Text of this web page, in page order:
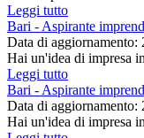
Leggi tutto
Bari - Aspirante
Data di aggiornamento:
Hai un'idea di impresa
Leggi tutto
Bari - Aspirante
Data di aggiornamento:
Hai un'idea di impresa